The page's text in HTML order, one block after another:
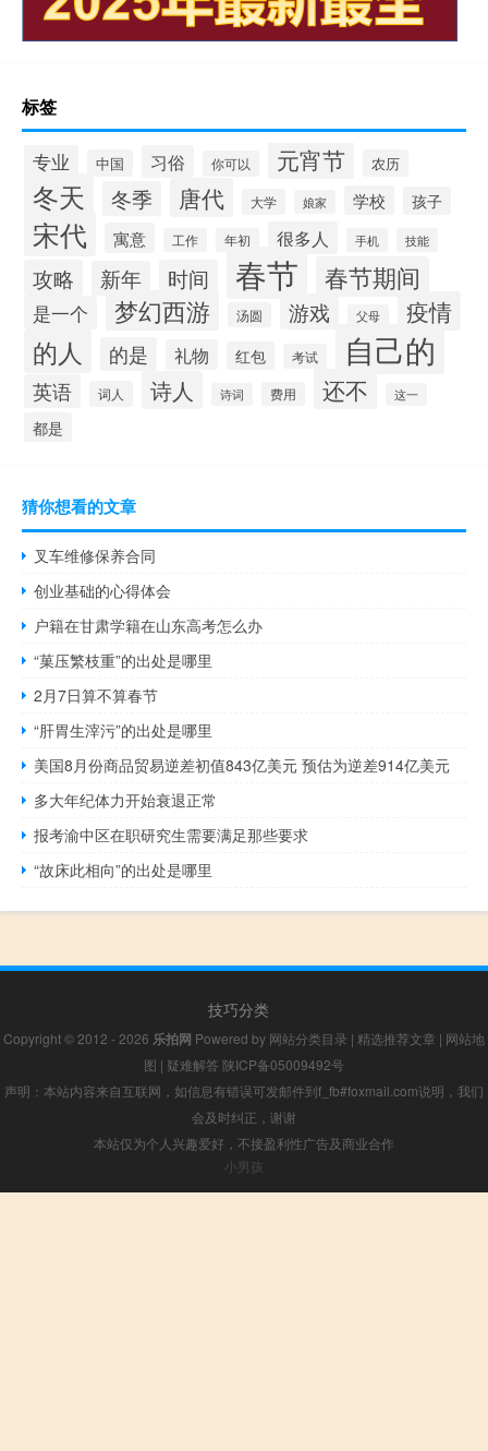
标签
专业 中国 习俗 你可以 元宵节 农历
冬天 冬季 唐代 大学 娘家 学校 孩子
宋代 寓意 工作 年初 很多人 手机 技能
攻略 新年 时间 春节 春节期间
是一个 梦幻西游 汤圆 游戏 父母 疫情
的人 的是 礼物 红包 考试 自己的
英语 词人 诗人 诗词 费用 还不 这一
都是
猜你想看的文章
叉车维修保养合同
创业基础的心得体会
户籍在甘肃学籍在山东高考怎么办
“菓压繁枝重”的出处是哪里
2月7日算不算春节
“肝胃生滓污”的出处是哪里
美国8月份商品贸易逆差初值843亿美元 预估为逆差914亿美元
多大年纪体力开始衰退正常
报考渝中区在职研究生需要满足那些要求
“故床此相向”的出处是哪里
技巧分类
Copyright © 2012 - 2026 乐拍网 Powered by 网站分类目录 | 精选推荐文章 | 网站地
图 | 疑难解答 陕ICP备05009492号
声明：本站内容来自互联网，如信息有错误可发邮件到f_fb#foxmail.com说明，我们
会及时纠正，谢谢
本站仅为个人兴趣爱好，不接盈利性广告及商业合作
小男孩